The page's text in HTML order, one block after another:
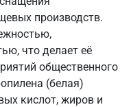
производств.
что делает её
общественного
(белая)
кислот, жиров и